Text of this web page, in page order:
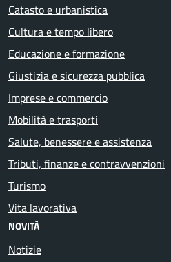
Catasto e urbanistica
Cultura e tempo libero
Educazione e formazione
Giustizia e sicurezza pubblica
Imprese e commercio
Mobilità e trasporti
Salute, benessere e assistenza
Tributi, finanze e contravvenzioni
Turismo
Vita lavorativa
NOVITÀ
Notizie